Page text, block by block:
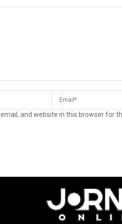
and website in this browser for